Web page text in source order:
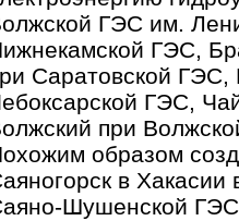
ГЭС им.
ГЭС,
Саратовской ГЭС,
ГЭС,
при
образом
в Хакасии
Шушенской